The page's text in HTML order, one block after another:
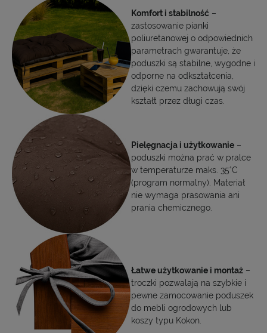
Komfort i stabilność –
zastosowanie pianki
poliuretanowej o odpowiednich
parametrach gwarantuje, że
poduszki są stabilne, wygodne i
odporne na odkształcenia,
dzięki czemu zachowują swój
kształt przez długi czas.
Pielęgnacja i użytkowanie –
poduszki można prać w pralce
w temperaturze maks. 35°C
(program normalny). Materiał
nie wymaga prasowania ani
prania chemicznego.
Łatwe użytkowanie i montaż –
troczki pozwalają na szybkie i
pewne zamocowanie poduszek
do mebli ogrodowych lub
koszy typu Kokon.